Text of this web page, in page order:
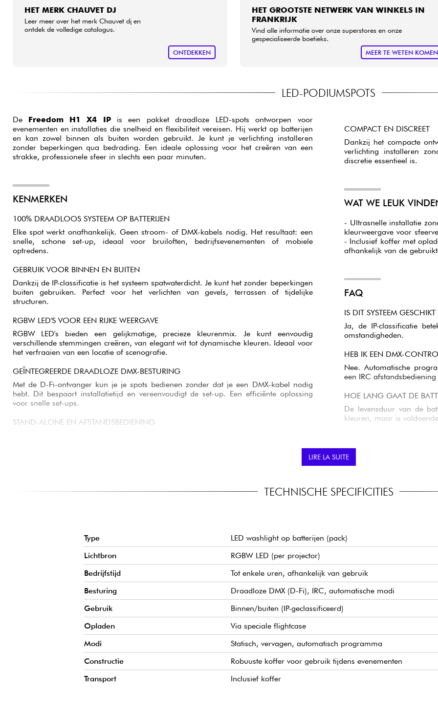
HET MERK CHAUVET DJ
Leer meer over het merk Chauvet dj en
ontdek de volledige catalogus.
ONTDEKKEN
HET GROOTSTE NETWERK VAN WINKELS IN
FRANKRIJK
Vind alle informatie over onze superstores en onze
gespecialiseerde boetieks.
MEER TE WETEN KOMEN
LED-PODIUMSPOTS
De Freedom H1 X4 IPis een pakket draadloze LED-spots ontworpen voor
evenementen en installaties die snelheid en flexibiliteit vereisen. Hij werkt op batterijen
en kan zowel binnen als buiten worden gebruikt. Je kunt je verlichting installeren
zonder beperkingen qua bedrading. Een ideale oplossing voor het creëren van een
strakke, professionele sfeer in slechts een paar minuten.
KENMERKEN
100% DRAADLOOS SYSTEEM OP BATTERIJEN
Elke spot werkt onafhankelijk. Geen stroom- of DMX-kabels nodig. Het resultaat: een
snelle, schone set-up, ideaal voor bruiloften, bedrijfsevenementen of mobiele
optredens.
GEBRUIK VOOR BINNEN EN BUITEN
Dankzij de IP-classificatie is het systeem spatwaterdicht. Je kunt het zonder beperkingen
buiten gebruiken. Perfect voor het verlichten van gevels, terrassen of tijdelijke
structuren.
RGBW LED'S VOOR EEN RIJKE WEERGAVE
RGBW LED's bieden een gelijkmatige, precieze kleurenmix. Je kunt eenvoudig
verschillende stemmingen creëren, van elegant wit tot dynamische kleuren. Ideaal voor
het verfraaien van een locatie of scenografie.
GEÏNTEGREERDE DRAADLOZE DMX-BESTURING
Met de D-Fi-ontvanger kun je je spots bedienen zonder dat je een DMX-kabel nodig
hebt. Dit bespaart installatietijd en vereenvoudigt de set-up. Een efficiënte oplossing
voor snelle set-ups.
STAND-ALONE EN AFSTANDSBEDIENING
Het pakket wordt geleverd met een speciale koffer om de projectoren te vervoeren en
op te laden. Je kunt je apparatuur centraliseren en je organisatie optimaliseren. Ideaal
COMPACT EN DISCREET
Dankzij het compacte
verlichting installeren
discretie essentieel is.
WAT WE LEUK
- Ultrasnelle installatie
kleurweergave voor
- Inclusief koffer met
afhankelijk van de
FAQ
IS DIT SYSTEEM
Ja, de IP-classificatie
omstandigheden.
HEB IK EEN DMX-
Nee. Automatische
een IRC
HOE LANG GAAT DE
De levensduur van de
kleuren, maar is
Ja, de meegeleverde
op te laden.
LIRE LA SUITE
TECHNISCHE SPECIFICITIES
Type
LED washlight op batterijen (pack)
Lichtbron
RGBW LED (per projector)
Bedrijfstijd
Tot enkele uren, afhankelijk van gebruik
Besturing
Draadloze DMX (D-Fi), IRC, automatische modi
Gebruik
Binnen/buiten (IP-geclassificeerd)
Opladen
Via speciale flightcase
Modi
Statisch, vervagen, automatisch programma
Constructie
Robuuste koffer voor gebruik tijdens evenementen
Transport
Inclusief koffer